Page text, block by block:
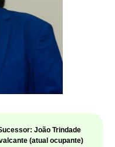
João Trindade
(atual ocupante)